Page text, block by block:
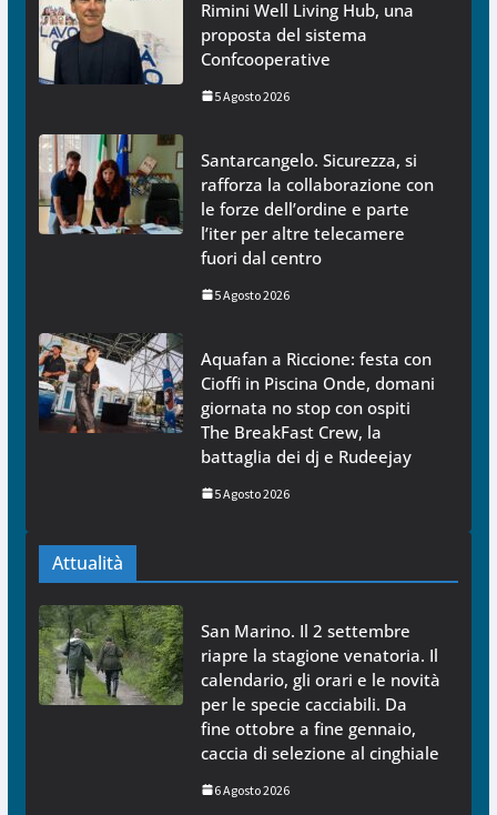
Rimini Well Living Hub, una
proposta del sistema
Confcooperative
5 Agosto 2026
Santarcangelo. Sicurezza, si
rafforza la collaborazione con
le forze dell’ordine e parte
l’iter per altre telecamere
fuori dal centro
5 Agosto 2026
Aquafan a Riccione: festa con
Cioffi in Piscina Onde, domani
giornata no stop con ospiti
The BreakFast Crew, la
battaglia dei dj e Rudeejay
5 Agosto 2026
Attualità
San Marino. Il 2 settembre
riapre la stagione venatoria. Il
calendario, gli orari e le novità
per le specie cacciabili. Da
fine ottobre a fine gennaio,
caccia di selezione al cinghiale
6 Agosto 2026